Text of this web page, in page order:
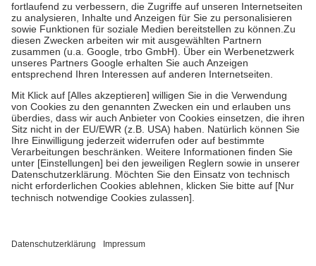
Diese Regeln gelten grundsätzlich auch für Online-Apotheken.
Bei Heilmitteln und häuslicher Krankenpflege beträgt die
Zuzahlung zehn Prozent der Kosten sowie zehn Euro je
Verordnung.
Um das Engagement der Versicherten für ihre eigene Gesundheit zu
stärken und die besondere Stellung der Familie zu unterstützen,
fallenkeine Zuzahlungenan bei:
• Kindern und Jugendlichen bis zum vollendeten 18. Lebensjahr
mit Ausnahme der Fahrkosten
• Untersuchungen zur Vorsorge und Früherkennung, die von der
GKV getragen werden
• empfohlenen Schutzimpfungen
• Harn- und Blutteststreifen
getroffen, um sicherzustellen, dass es sich um echte Bewertungen